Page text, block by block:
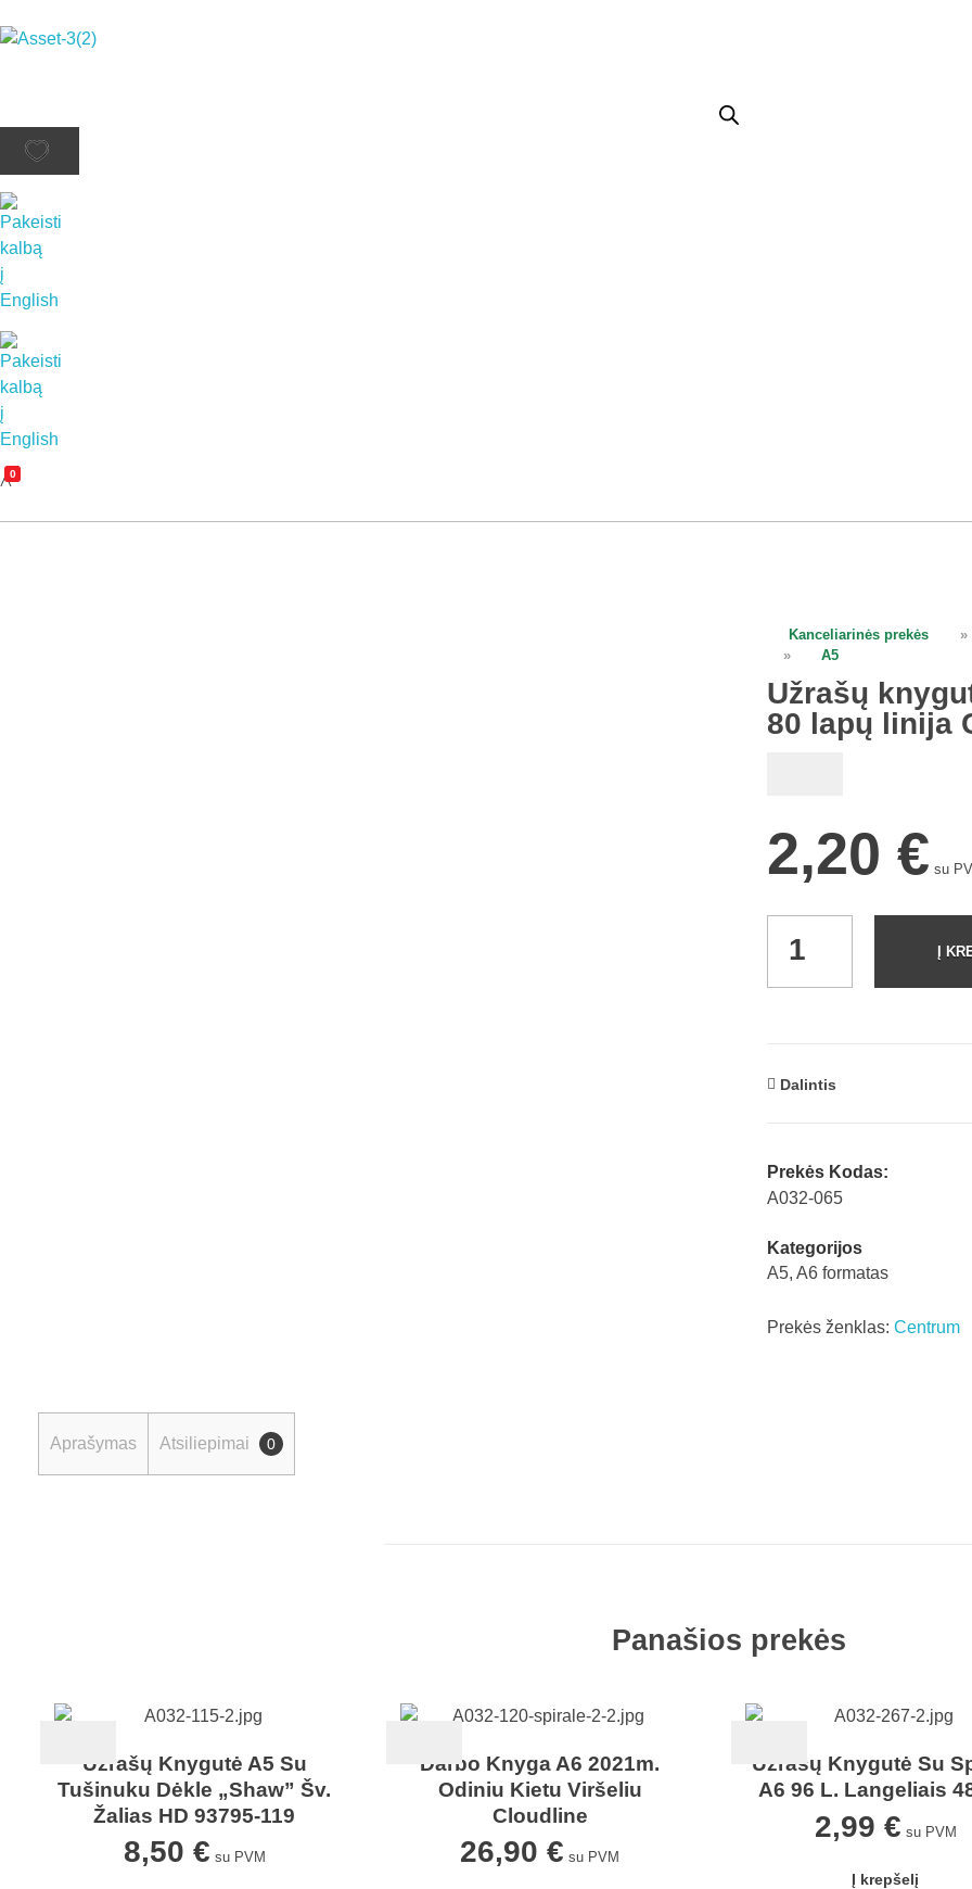
0
Kanceliarinės prekės »
»
A5
Užrašų
80 lapų linija
2,20 € su
Į
Dalintis
Prekės Kodas:
A032-065
Kategorijos
A5, A6 formatas
Prekės ženklas: Centrum
Aprašymas Atsiliepimai 0
Panašios prekės
Užrašų Knygutė A5 Su
Tušinuku Dėkle „Shaw” Šv.
Žalias HD 93795-119
8,50 € su PVM
Darbo Knyga A6 2021m.
Odiniu Kietu Viršeliu
Cloudline
26,90€ su PVM
Užrašų Knygutė Su
A6 96 L. Langeliais
2,99 € su PVM
Į krepšelį